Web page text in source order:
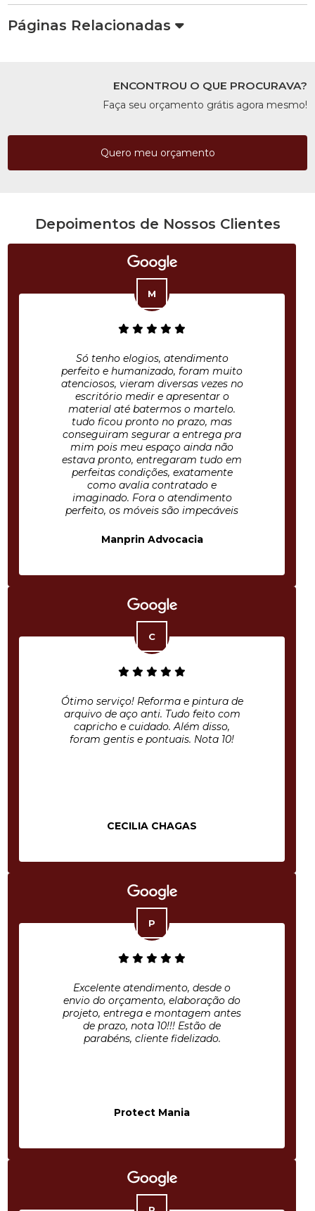
Páginas Relacionadas
ENCONTROU O QUE PROCURAVA?
Faça seu orçamento grátis agora mesmo!
Quero meu orçamento
Depoimentos de Nossos Clientes
Só tenho elogios, atendimento
perfeito e humanizado, foram muito
atenciosos, vieram diversas vezes no
escritório medir e apresentar o
material até batermos o martelo.
tudo ficou pronto no prazo, mas
conseguiram segurar a entrega pra
mim pois meu espaço ainda não
estava pronto, entregaram tudo em
perfeitas condições, exatamente
como avalia contratado e
imaginado. Fora o atendimento
perfeito, os móveis são impecáveis
Manprin Advocacia
Ótimo serviço! Reforma e pintura de
arquivo de aço anti. Tudo feito com
capricho e cuidado. Além disso,
foram gentis e pontuais. Nota 10!
CECILIA CHAGAS
Excelente atendimento, desde o
envio do orçamento, elaboração do
projeto, entrega e montagem antes
de prazo, nota 10!!! Estão de
parabéns, cliente fidelizado.
Protect Mania